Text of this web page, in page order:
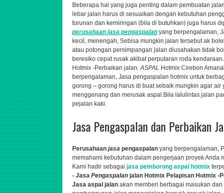
Beberapa hal yang juga penting dalam pembuatan
lebar jalan harus di sesuaikan dengan kebutuhan
turunan dan kemiringan (bila di butuhkan) juga harus
perusahaan jasa pengaspalan yang berpengalaman,
kecil, menengah, Sebisa mungkin jalan tersebut ak
atau potongan persimpangan jalan diusahakan tidak
beresiko cepat rusak akibat perputaran roda kendaraan.
Hotmix -Perbaikan jalan.ASPAL Hotmix Cirebon
berpengalaman, Jasa pengaspalan hotmix untuk
gorong – gorong harus di buat sebaik mungkin agar
menggenang dan merusak aspal.Bila lalulintas jalan
pejalan kaki.
Jasa Pengaspalan dan Perbaikan
Perusahaan jasa pengaspalan yang berpengalaman,
memahami kebutuhan dalam pengerjaan proyek
Kami hadir sebagai jasa pemborong aspal hotmix
- Jasa Pengaspalan jalan Hotmix Pelapisan Hotmix -
Jasa aspal jalan akan memberi berbagai masukan